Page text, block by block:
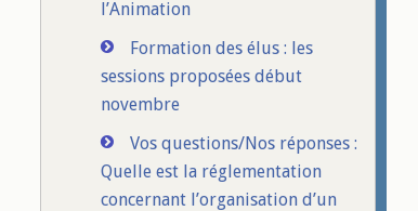
l’Animation
Formation des élus : les
sessions proposées début
novembre
Vos questions/Nos réponses :
Quelle est la réglementation
concernant l’organisation d’un